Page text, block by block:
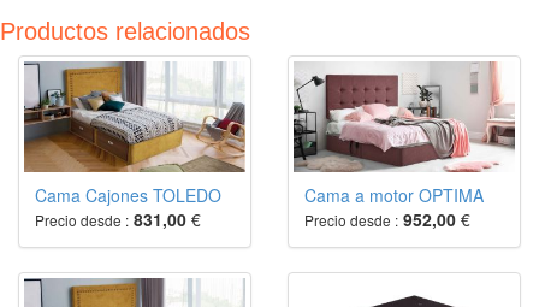
Productos relacionados
Cama Cajones TOLEDO
Precio desde : 831,00 €
Cama a motor OPTIMA
Precio desde : 952,00 €